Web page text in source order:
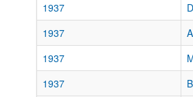
1937
1937
1937
1937